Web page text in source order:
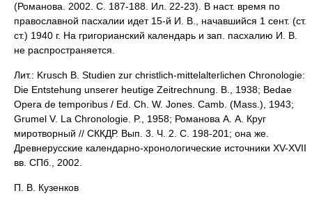
(Романова. 2002. С. 187-188. Ил. 22-23). В наст. время по
православной пасхалии идет 15-й И. В., начавшийся 1 сент. (ст.
ст.) 1940 г. На григорианский календарь и зап. пасхалию И. В.
не распространяется.
Лит.: Krusch B. Studien zur christlich-mittelalterlichen Chronologie:
Die Entstehung unserer heutige Zeitrechnung. B., 1938; Bedae
Opera de temporibus / Ed. Ch. W. Jones. Camb. (Mass.), 1943;
Grumel V. La Chronologie. P., 1958; Романова А. А. Круг
миротворный // СККДР. Вып. 3. Ч. 2. С. 198-201; она же.
Древнерусские календарно-хронологические источники XV-XVII
вв. СПб., 2002.
П. В. Кузенков